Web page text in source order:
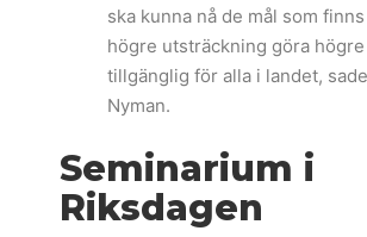
ska kunna nå de mål som
högre utsträckning göra
tillgänglig för alla i landet,
Nyman.
Seminarium i
Riksdagen